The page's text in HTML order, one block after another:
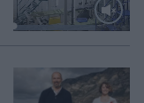
Loaded: